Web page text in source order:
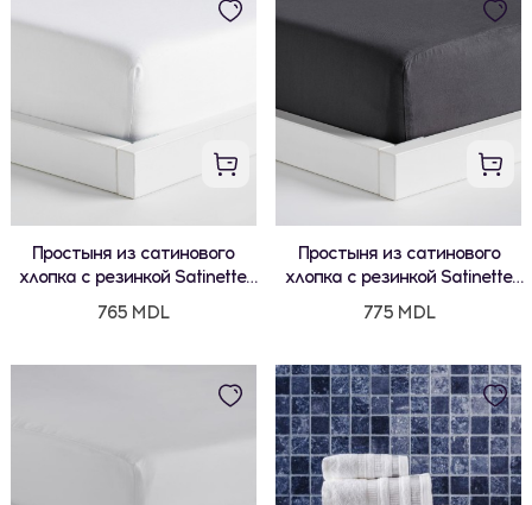
Простыня из сатинового
хлопка с резинкой Satinette
200x220x25 см
765 MDL
Простыня из сатинового
хлопка с резинкой Satinette
200x220x25 см
775 MDL